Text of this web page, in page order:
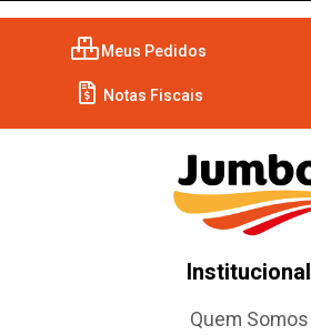
Meus Pedidos
Notas Fiscais
Institucional
Quem Somos